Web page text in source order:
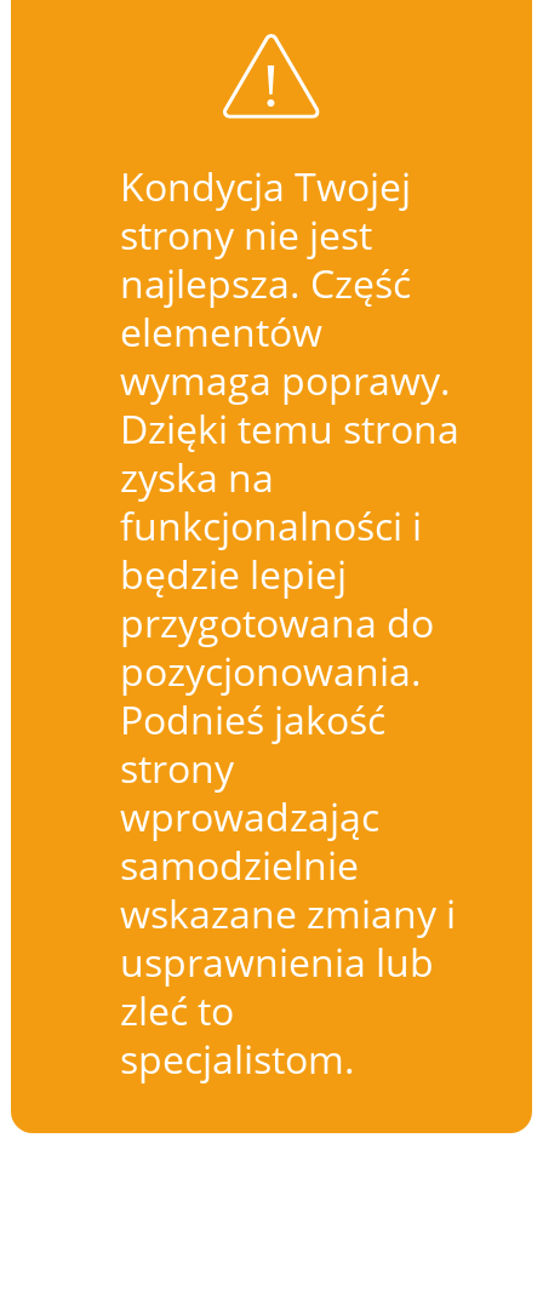
Kondycja Twojej
strony nie jest
najlepsza. Część
elementów
wymaga poprawy.
Dzięki temu strona
zyska na
funkcjonalności i
będzie lepiej
przygotowana do
pozycjonowania.
Podnieś jakość
strony
wprowadzając
samodzielnie
wskazane zmiany i
usprawnienia lub
zleć to
specjalistom.